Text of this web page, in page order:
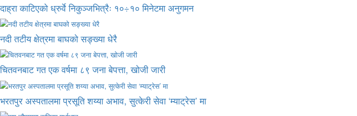
दाह्रा काटिएको ध्रुर्वे निकुञ्जभित्रैः १०÷१० मिनेटमा अनुगमन
नदी तटीय क्षेत्रमा बाघको सङ्ख्या धेरै
चितवनबाट गत एक वर्षमा ८९ जना बेपत्ता, खोजी जारी
भरतपुर अस्पतालमा प्रसूति शय्या अभाव, सुत्केरी सेवा ‘म्याट्रेस’ मा